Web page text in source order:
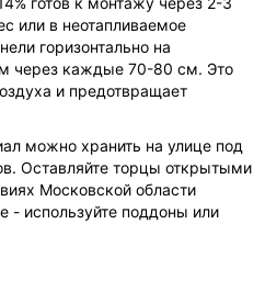
или в неотапливаемое
горизонтально на
через каждые 70-80 см. Это
и предотвращает
можно хранить на улице под
Оставляйте торцы открытыми
Московской области
- используйте поддоны или